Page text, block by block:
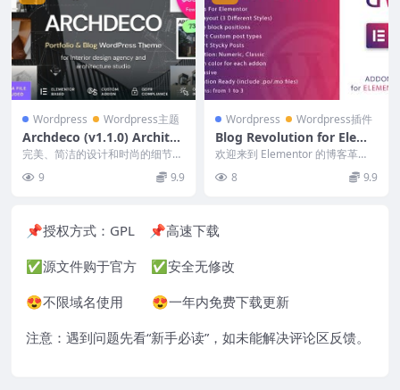
Wordpress Wordpress主题
Archdeco (v1.1.0) Architec
ture & Interior Design Ag
ency Portfolio WordPress
Theme
完美、简洁的设计和时尚的细节
——所有这些都是关于Archdeco
室内设计 Wo...
9 9.9
Wordpress Wordpress插件
Blog Revolution for Eleme
ntor WordPress Plugin v1.
欢迎来到 Elementor 的博客革
命。有了这个很棒的插件，您可以
使用 ele...
8 9.9
📌授权方式： GPL 📌高速下载
✅源文件购于官方 ✅安全无修改
😍不限域名使用 😍一年内免费下载更新
注意：遇到问题先看“新手必读”，如未能解决评论区反馈。